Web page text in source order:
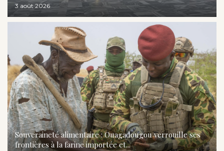
3 août 2026
Souveraineté alimentaire : Ouagadougou verrouille ses
frontières à la farine importée et...